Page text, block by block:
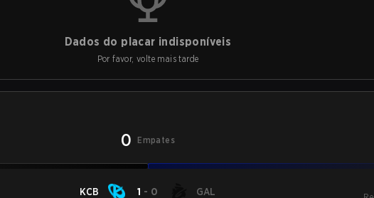
Dados do placar indisponíveis
Por favor, volte mais tarde
0 Empates
KCB 1 - 0 GAL